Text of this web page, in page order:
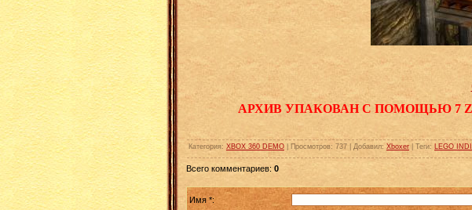
АРХИВ УПАКОВАН С ПОМОЩЬЮ 7
Категория: XBOX 360 DEMO Просмотров: 737 Добавил: Xboxer Теги: LEGO
Всего комментариев: 0
Имя *: